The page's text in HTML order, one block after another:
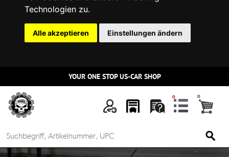
Technologien zu.
Alle akzeptieren Einstellungen ändern
n
YOUR ONE STOP US-CAR SHOP